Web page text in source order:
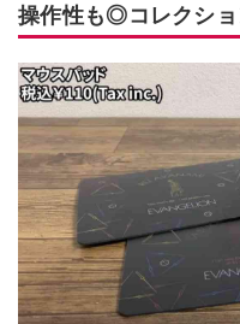
操作性も◎コレクショ